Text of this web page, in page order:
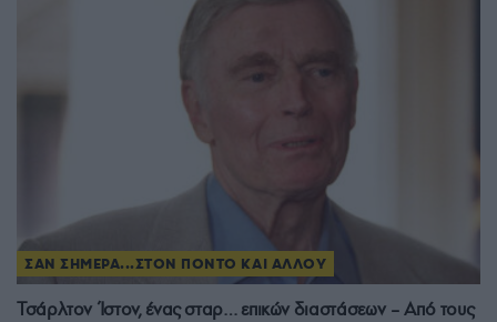
ΣΑΝ ΣΗΜΕΡΑ...ΣΤΟΝ ΠΟΝΤΟ ΚΑΙ ΑΛΛΟΥ
Τσάρλτον Ίστον, ένας σταρ… επικών διαστάσεων – Από τους